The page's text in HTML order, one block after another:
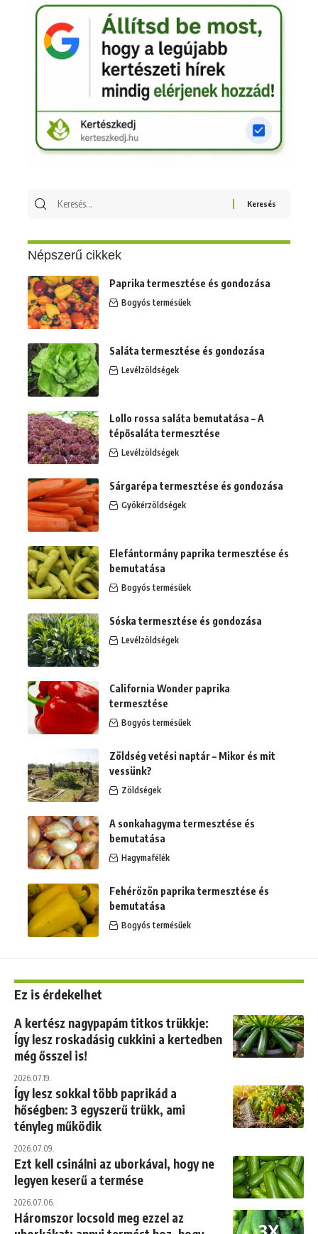
Keresés
Népszerű cikkek
Paprika termesztése és gondozása
Bogyós termésűek
Saláta termesztése és gondozása
Levélzöldségek
Lollo rossa saláta bemutatása – A
tépősaláta termesztése
Levélzöldségek
Sárgarépa termesztése és gondozása
Gyökérzöldségek
Elefántormány paprika termesztése és
bemutatása
Bogyós termésűek
Sóska termesztése és gondozása
Levélzöldségek
California Wonder paprika
termesztése
Bogyós termésűek
Zöldség vetési naptár – Mikor és mit
vessünk?
Zöldségek
A sonkahagyma termesztése és
bemutatása
Hagymafélék
Fehérözön paprika termesztése és
bemutatása
Bogyós termésűek
Ez is érdekelhet
A kertész nagypapám titkos trükkje:
Így lesz roskadásig cukkini a kertedben
még ősszel is!
2026.07.19.
Így lesz sokkal több paprikád a
hőségben: 3 egyszerű trükk, ami
tényleg működik
2026.07.09.
Ezt kell csinálni az uborkával, hogy ne
legyen keserű a termése
2026.07.06.
Háromszor locsold meg ezzel az